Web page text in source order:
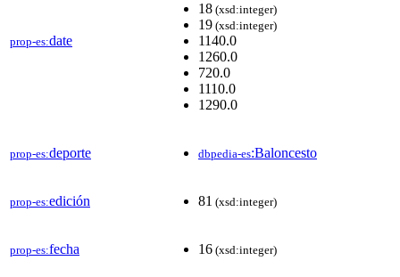
prop-es:date
18 (xsd:integer)
19 (xsd:integer)
1140.0
1260.0
720.0
1110.0
1290.0
prop-es:deporte dbpedia-es:Baloncesto
prop-es:edición 81 (xsd:integer)
prop-es:fecha 16 (xsd:integer)